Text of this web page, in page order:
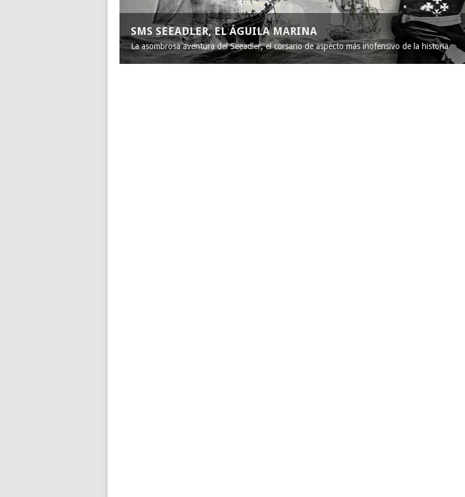
SMS SEEADLER, EL ÁGUILA MARINA
La asombrosa aventura del Seeadler, el corsario de aspecto más inofensivo de la historia